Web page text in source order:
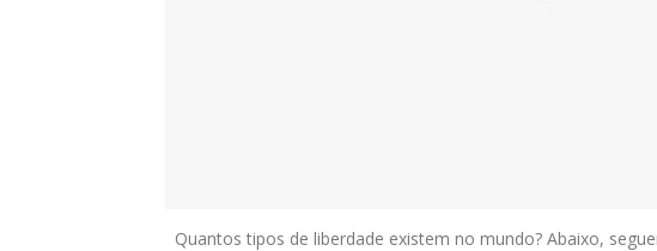
Quantos tipos de liberdade existem no mundo? Abaixo,